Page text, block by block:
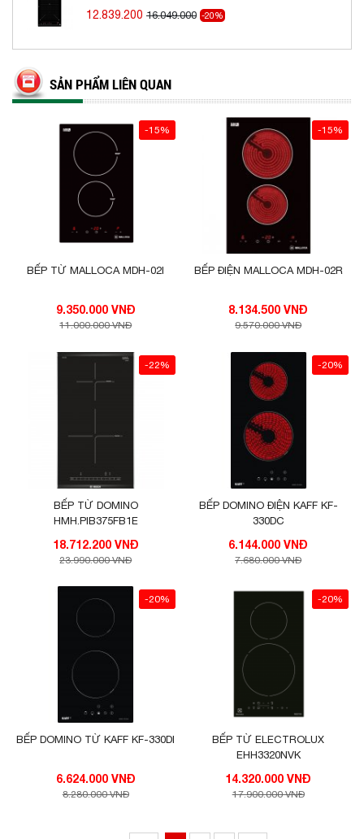
12.839.200 16.049.000 -20%
SẢN PHẨM LIÊN QUAN
-15%
BẾP TỪ MALLOCA MDH-02I
9.350.000 VNĐ
11.000.000 VNĐ
-15%
BẾP ĐIỆN MALLOCA MDH-02R
8.134.500 VNĐ
9.570.000 VNĐ
-22%
BẾP TỪ DOMINO
HMH.PIB375FB1E
18.712.200 VNĐ
23.990.000 VNĐ
-20%
BẾP DOMINO ĐIỆN KAFF KF-
330DC
6.144.000 VNĐ
7.680.000 VNĐ
-20%
BẾP DOMINO TỪ KAFF KF-330DI
6.624.000 VNĐ
8.280.000 VNĐ
-20%
BẾP TỪ ELECTROLUX
EHH3320NVK
14.320.000 VNĐ
17.900.000 VNĐ